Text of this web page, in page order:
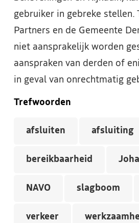
gebruiker in gebreke stellen.
Partners en de Gemeente
niet aansprakelijk worden
aanspraken van derden of
in geval van onrechtmatig
Trefwoorden
afsluiten afsluiting
bereikbaarheid
NAVO slagboom
verkeer